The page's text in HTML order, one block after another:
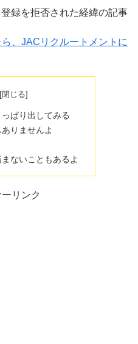
録を拒否された経緯の記事
、JACリクルートメントに
ぱり出してみる
りませんよ
ないこともあるよ
リンク